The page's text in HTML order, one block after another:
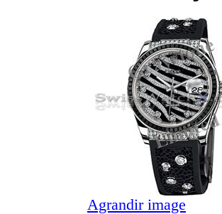
Agrandir image